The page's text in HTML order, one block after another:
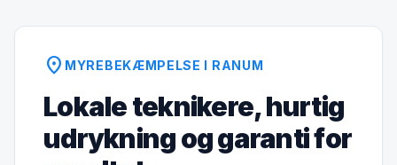
location_on MYREBEKÆMPELSE I RANUM
Lokale teknikere, hurtig
udrykning og garanti for